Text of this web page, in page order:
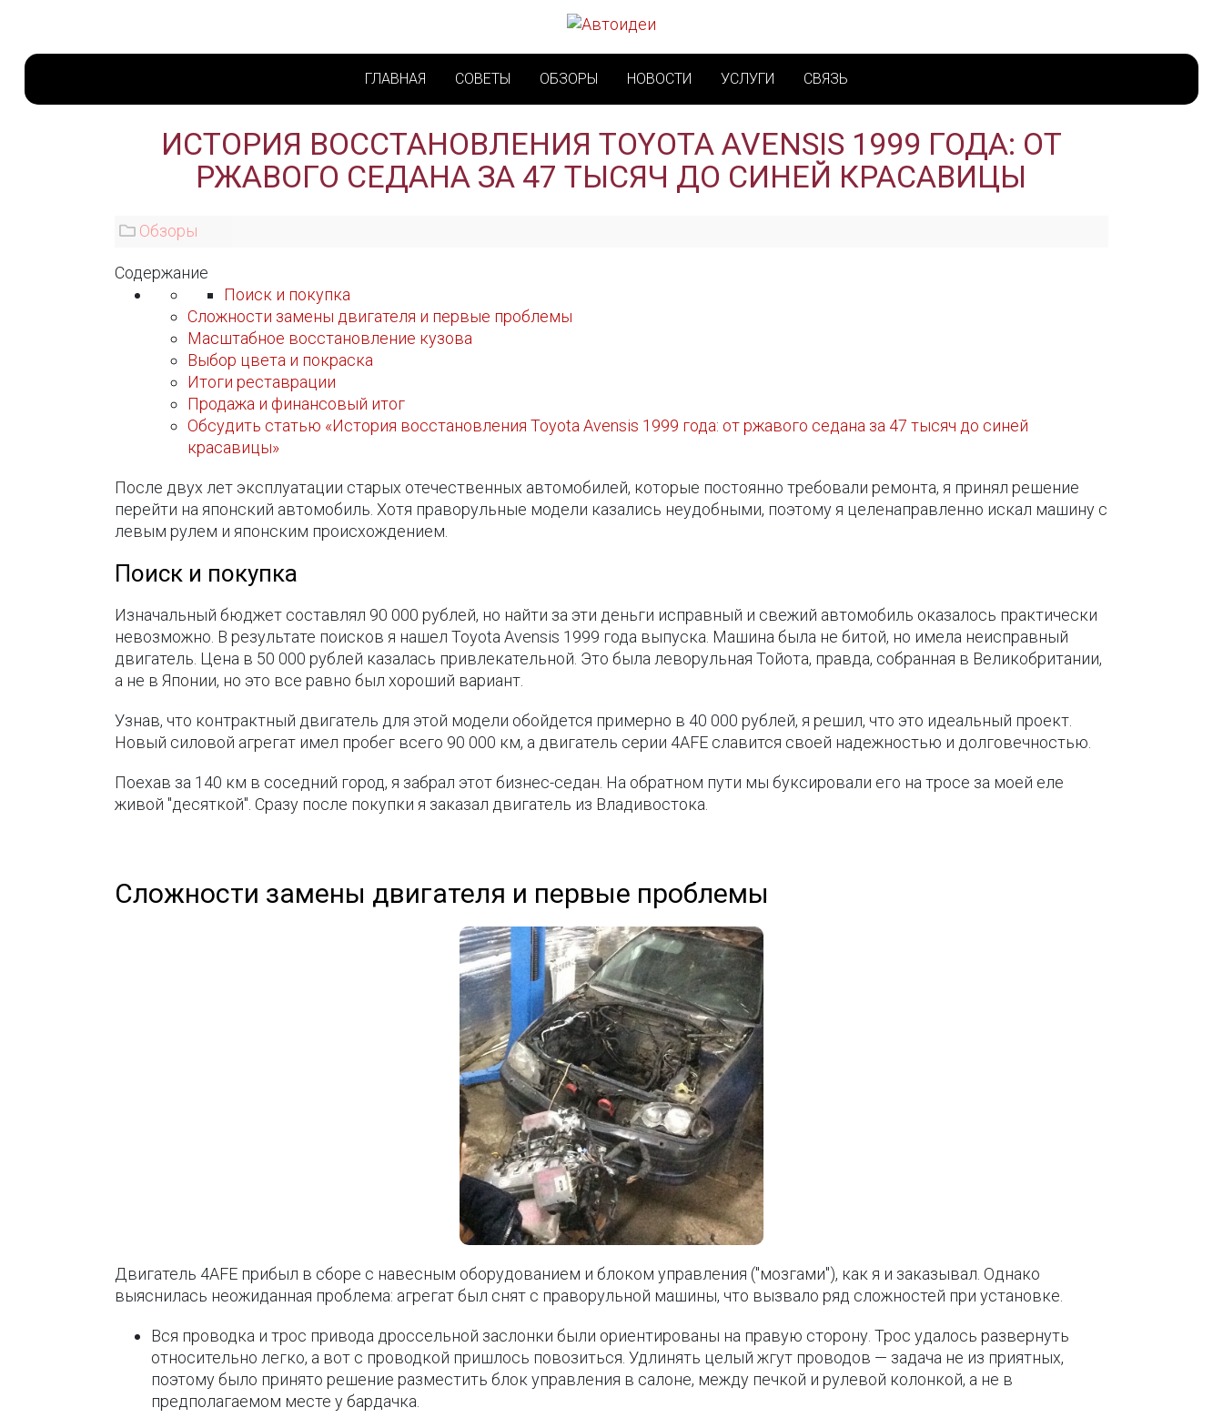
ГЛАВНАЯ СОВЕТЫ ОБЗОРЫ НОВОСТИ УСЛУГИ СВЯЗЬ
ИСТОРИЯ ВОССТАНОВЛЕНИЯ TOYOTA AVENSIS 1999 ГОДА: ОТ
РЖАВОГО СЕДАНА ЗА 47 ТЫСЯЧ ДО СИНЕЙ КРАСАВИЦЫ
Обзоры
Содержание
Поиск и покупка
Сложности замены двигателя и первые проблемы
Масштабное восстановление кузова
Выбор цвета и покраска
Итоги реставрации
Продажа и финансовый итог
Обсудить статью «История восстановления Toyota Avensis 1999 года: от ржавого седана за 47 тысяч до синей
красавицы»
После двух лет эксплуатации старых отечественных автомобилей, которые постоянно требовали ремонта, я принял решение
перейти на японский автомобиль. Хотя праворульные модели казались неудобными, поэтому я целенаправленно искал машину с
левым рулем и японским происхождением.
Поиск и покупка
Изначальный бюджет составлял 90 000 рублей, но найти за эти деньги исправный и свежий автомобиль оказалось практически
невозможно. В результате поисков я нашел Toyota Avensis 1999 года выпуска. Машина была не битой, но имела неисправный
двигатель. Цена в 50 000 рублей казалась привлекательной. Это была леворульная Тойота, правда, собранная в Великобритании,
а не в Японии, но это все равно был хороший вариант.
Узнав, что контрактный двигатель для этой модели обойдется примерно в 40 000 рублей, я решил, что это идеальный проект.
Новый силовой агрегат имел пробег всего 90 000 км, а двигатель серии 4AFE славится своей надежностью и долговечностью.
Поехав за 140 км в соседний город, я забрал этот бизнес-седан. На обратном пути мы буксировали его на тросе за моей еле
живой "десяткой". Сразу после покупки я заказал двигатель из Владивостока.
Сложности замены двигателя и первые проблемы
Двигатель 4AFE прибыл в сборе с навесным оборудованием и блоком управления ("мозгами"), как я и заказывал. Однако
выяснилась неожиданная проблема: агрегат был снят с праворульной машины, что вызвало ряд сложностей при установке.
Вся проводка и трос привода дроссельной заслонки были ориентированы на правую сторону. Трос удалось развернуть
относительно легко, а вот с проводкой пришлось повозиться. Удлинять целый жгут проводов — задача не из приятных,
поэтому было принято решение разместить блок управления в салоне, между печкой и рулевой колонкой, а не в
предполагаемом месте у бардачка.